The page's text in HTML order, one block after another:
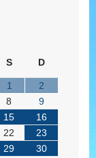
S D
1
2
8
9
15
16
22
23
29
30